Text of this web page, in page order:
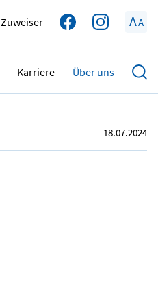
Zuweiser AA
Karriere Über uns
18.07.2024